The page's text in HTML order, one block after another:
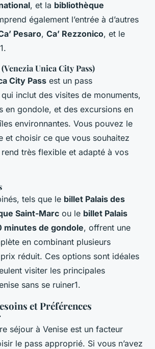
, et la bibliothèque
également l’entrée à d’autres
Pesaro, Ca’ Rezzonico, et le
1.
Unica City Pass)
City Pass est un pass
inclut des visites de monuments,
en gondole, et des excursions en
environnantes. Vous pouvez le
et choisir ce que vous souhaitez
très flexible et adapté à vos
tels que le billet Palais des
Saint-Marc ou le billet Palais
minutes de gondole, offrent une
en combinant plusieurs
réduit. Ces options sont idéales
visiter les principales
sans se ruiner1.
et Préférences
séjour à Venise est un facteur
le pass approprié. Si vous n’avez